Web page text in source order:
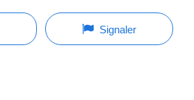
Signaler